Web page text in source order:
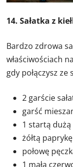
14. Sałatka z
Bardzo zdrowa
właściwościach
gdy połączysz ze
2 garście
garść
1 startą
żółtą paprykę
połowę
1 małą